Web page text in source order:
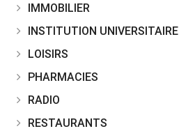
IMMOBILIER
INSTITUTION UNIVERSITAIRE
LOISIRS
PHARMACIES
RADIO
RESTAURANTS